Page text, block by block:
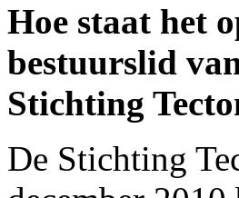
Hoe staat het
bestuurslid
Stichting
De Stichting